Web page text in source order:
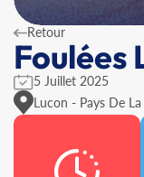
Retour
Foulées
5 Juillet 2025
Lucon - Pays De La